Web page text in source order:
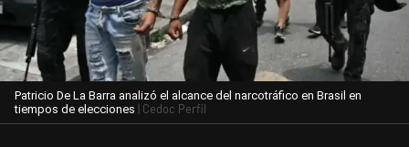
Patricio De La Barra analizó el alcance del narcotráfico en Brasil en
tiempos de elecciones | Cedoc Perfil